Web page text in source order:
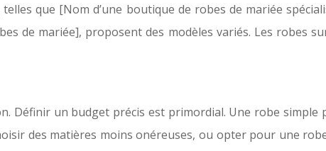
que [Nom d’une boutique de robes de mariée
de mariée], proposent des modèles variés. Les robes
Définir un budget précis est primordial. Une robe
des matières moins onéreuses, ou opter pour une